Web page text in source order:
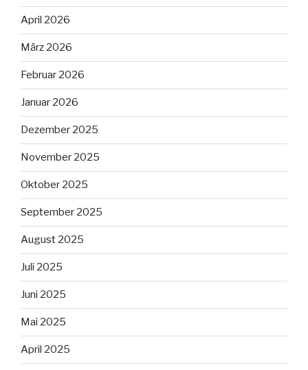
April 2026
März 2026
Februar 2026
Januar 2026
Dezember 2025
November 2025
Oktober 2025
September 2025
August 2025
Juli 2025
Juni 2025
Mai 2025
April 2025